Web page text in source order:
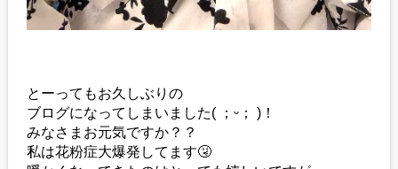
とーってもお久しぶりの
ブログになってしまいました( ；ᵕ； )！
みなさまお元気ですか？？
私は花粉症大爆発してます🤧